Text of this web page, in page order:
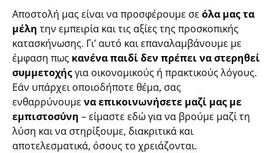
Αποστολή μας είναι να προσφέρουμε σε όλα μας τα
μέλη την εμπειρία και τις αξίες της προσκοπικής
κατασκήνωσης. Γι’ αυτό και επαναλαμβάνουμε με
έμφαση πως κανένα παιδί δεν πρέπει να στερηθεί
συμμετοχήςγια οικονομικούς ή πρακτικούς λόγους.
Εάν υπάρχει οποιοδήποτε θέμα, σας
ενθαρρύνουμε να επικοινωνήσετε μαζί μας με
εμπιστοσύνη – είμαστε εδώ για να βρούμε μαζί τη
λύση και να στηρίξουμε, διακριτικά και
αποτελεσματικά, όσους το χρειάζονται.